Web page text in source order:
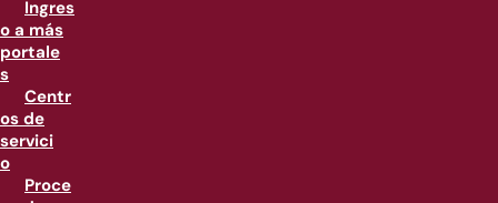
Ingres
o a más
portale
s
Centr
os de
servici
o
Proce